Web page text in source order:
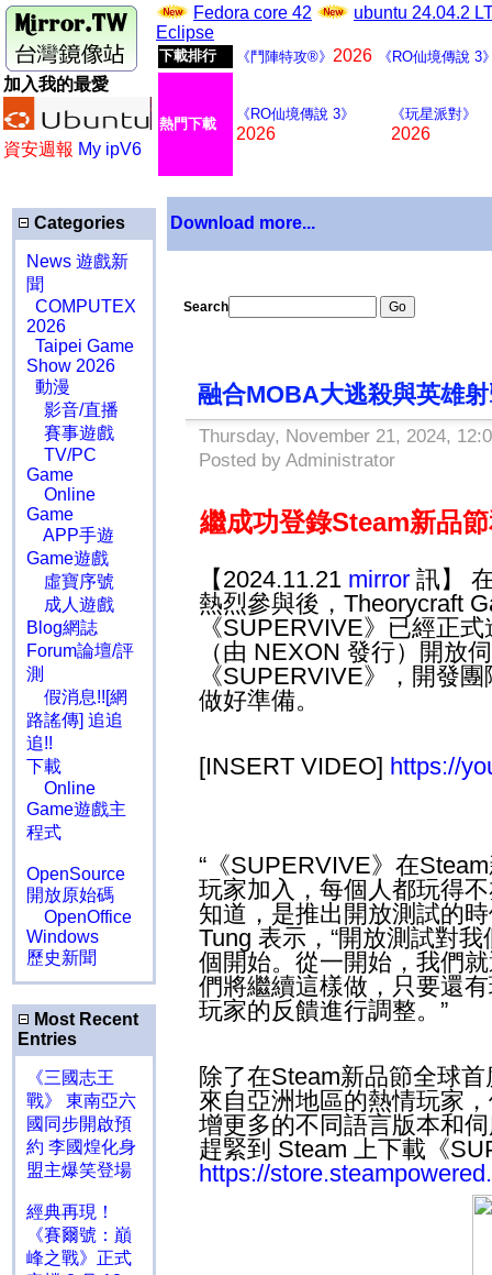
加入我的最愛
資安週報 My ipV6
Fedora core 42
ubuntu 24.04.2
Eclipse
下載排行 《鬥陣特攻®》 2026 《RO仙境傳說 3
熱門下載
《RO仙境傳說 3》
2026
《玩星派對》
2026
Categories
News 遊戲新
聞
COMPUTEX
2026
Taipei Game
Show 2026
動漫
影音/直播
賽事遊戲
TV/PC
Game
Online
Game
APP手遊
Game遊戲
虛寶序號
成人遊戲
Blog網誌
Forum論壇/評
測
假消息!![網
路謠傳] 追追
追!!
下載
Online
Game遊戲主
程式
OpenSource
開放原始碼
OpenOffice
Windows
歷史新聞
Most Recent
Entries
《三國志王
戰》 東南亞六
國同步開啟預
約 李國煌化身
盟主爆笑登場
經典再現！
《賽爾號：巔
峰之戰》正式
Download more...
Search
融合MOBA大逃殺與英雄
Thursday, November 21, 2024,
Posted by Administrator
繼成功登錄Steam新品
【2024.11.21 mirror 訊】
熱烈參與後， Theorycraft
《SUPERVIVE》已經正
（由 NEXON 發行）開放
《SUPERVIVE》，開發
做好準備。
[INSERT VIDEO] https://
“《SUPERVIVE》在Steam
玩家加入，每個人都玩得
知道，是推出開放測試的
Tung 表示，“開放測試對
個開始。從一開始，我們
們將繼續這樣做，只要還
玩家的反饋進行調整。”
除了在Steam新品節全球
來自亞洲地區的熱情玩家
增更多的不同語言版本和
趕緊到 Steam 上下載《
https://